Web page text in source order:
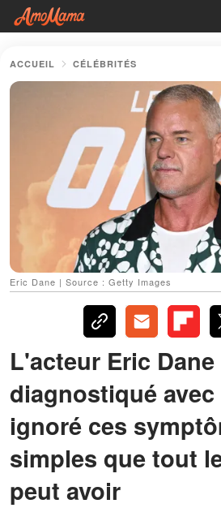
ACCUEIL CÉLÉBRITÉS
Eric Dane | Source : Getty Images
L'acteur Eric Dane
diagnostiqué avec
ignoré ces
simples que tout
peut avoir